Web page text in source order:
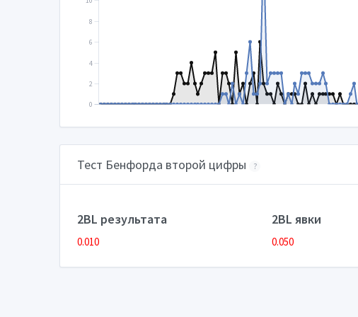
0
2
4
6
8
Тест Бенфорда второй цифры ?
2BL результата
0.010
2BL явки
0.050